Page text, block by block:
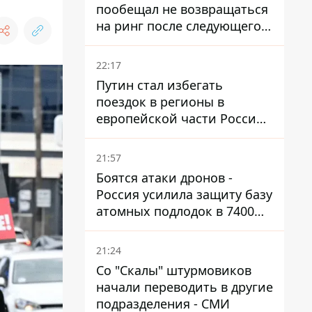
пообещал не возвращаться
на ринг после следующего
боя
22:17
Путин стал избегать
поездок в регионы в
европейской части России,
куда регулярно долетают
дроны
21:57
Боятся атаки дронов -
Россия усилила защиту базу
атомных подлодок в 7400
км от Украины
21:24
Со "Скалы" штурмовиков
начали переводить в другие
подразделения - СМИ